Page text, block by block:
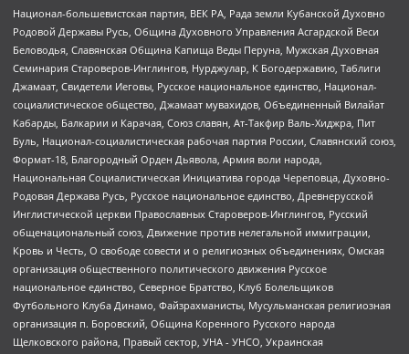
Национал-большевистская партия, ВЕК РА, Рада земли Кубанской Духовно
Родовой Державы Русь, Община Духовного Управления Асгардской Веси
Беловодья, Славянская Община Капища Веды Перуна, Мужская Духовная
Семинария Староверов-Инглингов, Нурджулар, К Богодержавию, Таблиги
Джамаат, Свидетели Иеговы, Русское национальное единство, Национал-
социалистическое общество, Джамаат мувахидов, Объединенный Вилайат
Кабарды, Балкарии и Карачая, Союз славян, Ат-Такфир Валь-Хиджра, Пит
Буль, Национал-социалистическая рабочая партия России, Славянский союз,
Формат-18, Благородный Орден Дьявола, Армия воли народа,
Национальная Социалистическая Инициатива города Череповца, Духовно-
Родовая Держава Русь, Русское национальное единство, Древнерусской
Инглистической церкви Православных Староверов-Инглингов, Русский
общенациональный союз, Движение против нелегальной иммиграции,
Кровь и Честь, О свободе совести и о религиозных объединениях, Омская
организация общественного политического движения Русское
национальное единство, Северное Братство, Клуб Болельщиков
Футбольного Клуба Динамо, Файзрахманисты, Мусульманская религиозная
организация п. Боровский, Община Коренного Русского народа
Щелковского района, Правый сектор, УНА - УНСО, Украинская